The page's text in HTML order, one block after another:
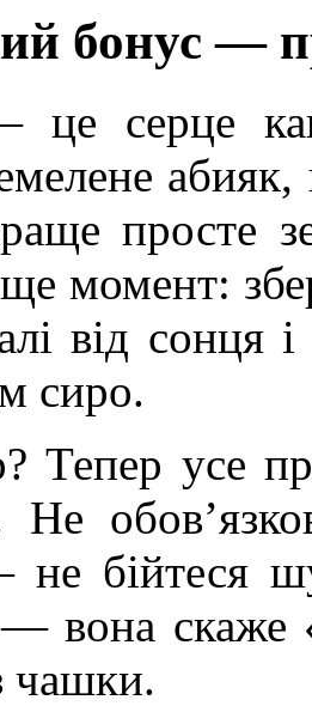
бонус —
серце
просте
момент:
від
сиро.
Тепер усе
Не
бійтеся
вона скаже
чашки.